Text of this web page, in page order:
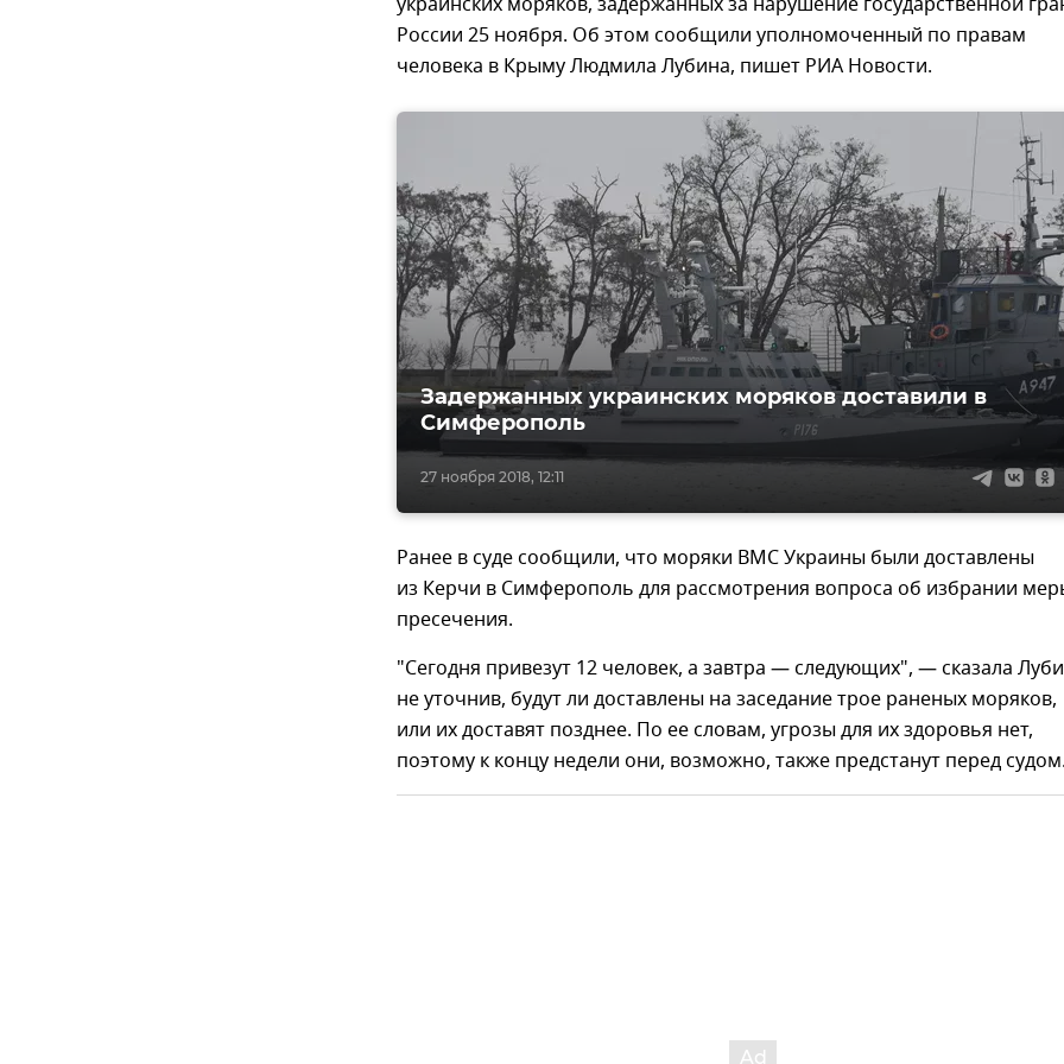
России 25 ноября. Об этом сообщили уполномоченный по правам
человека в Крыму Людмила Лубина, пишет РИА Новости.
27 ноября 2018, 12:11
Задержанных украинских моряков доставили в
Симферополь
Ранее в суде сообщили, что моряки ВМС Украины были доставлены
из Керчи в Симферополь для рассмотрения вопроса об избрании
пресечения.
"Сегодня привезут 12 человек, а завтра — следующих", — сказала
не уточнив, будут ли доставлены на заседание трое раненых моряков,
или их доставят позднее. По ее словам, угрозы для их здоровья нет,
поэтому к концу недели они, возможно, также предстанут перед судом.